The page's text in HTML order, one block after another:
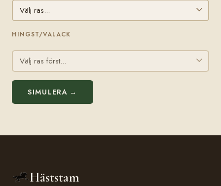
HINGST/VALACK
SIMULERA →
Häststam